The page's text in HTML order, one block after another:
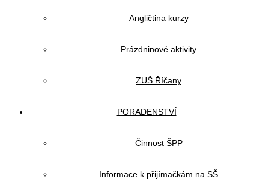
Angličtina kurzy
Prázdninové aktivity
ZUŠ Říčany
PORADENSTVÍ
Činnost ŠPP
Informace k přijímačkám na SŠ